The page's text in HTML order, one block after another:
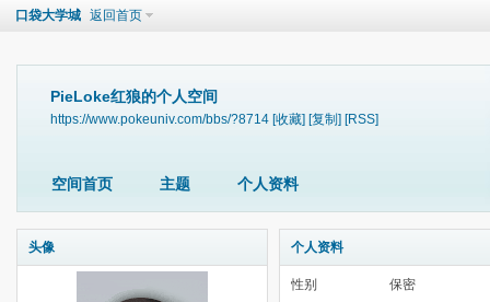
口袋大学城 返回首页
PieLoke红狼的个人空间
https://www.pokeuniv.com/bbs/?8714 [收藏] [复制] [RSS]
空间首页 主题 个人资料
头像 个人资料
性别
保密